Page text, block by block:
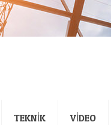
TEKNİK VİDEO